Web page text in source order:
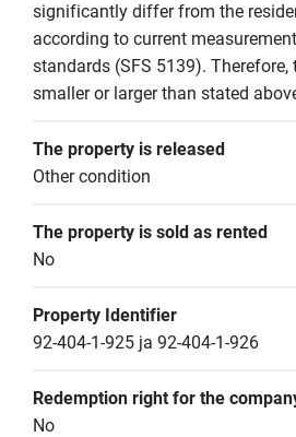
significantly differ from the
according to current
standards (SFS 5139). Therefore,
smaller or larger than stated
The property is released
Other condition
The property is sold as rented
No
Property Identifier
92-404-1-925 ja 92-404-1-926
Redemption right for the
No